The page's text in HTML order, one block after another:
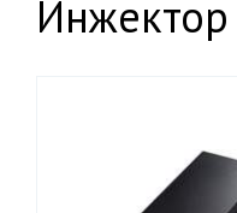
Инжектор